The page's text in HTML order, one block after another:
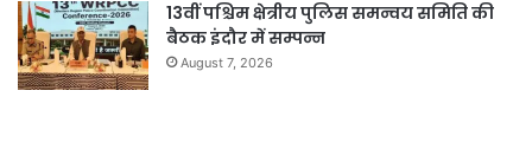
13वीं पश्चिम क्षेत्रीय पुलिस समन्वय समिति की
बैठक इंदौर में सम्पन्न
August 7, 2026